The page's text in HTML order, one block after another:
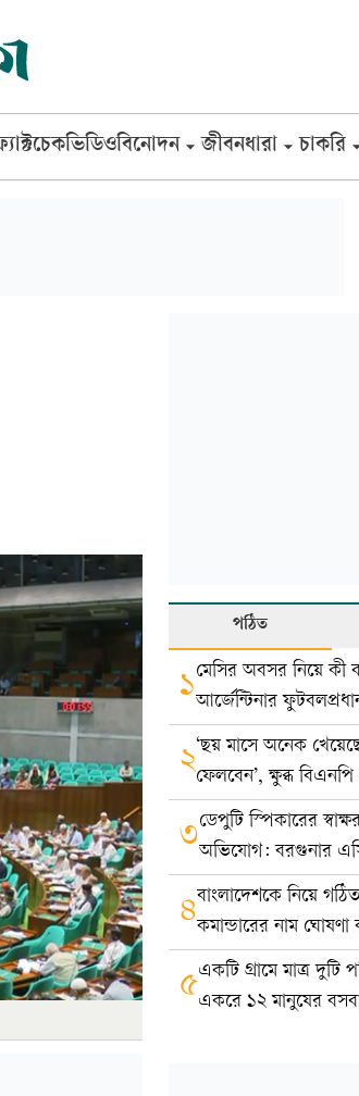
ভিডিওবিনোদন জীবনধারা চাকরি
পঠিত
১মেসির অবসর নিয়ে কী
আর্জেন্টিনার
২‘ছয় মাসে অনেক
ফেলবেন’, ক্ষুব্ধ
৩ডেপুটি স্পিকারের
অভিযোগ: বরগুনার এসি
মামলা
৪বাংলাদেশকে নিয়ে
কমান্ডারের নাম
৫একটি গ্রামে মাত্র দুটি
একরে ১২ মানুষের